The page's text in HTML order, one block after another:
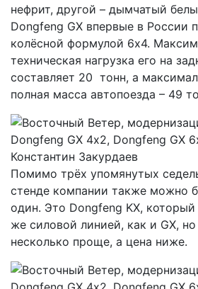
нефрит, другой – дымчатый
Dongfeng GX впервые в России
колёсной формулой 6х4.
техническая нагрузка его на
составляет 20 тонн, а
полная масса автопоезда – 49
Помимо трёх упомянутых
стенде компании также можно
один. Это Dongfeng KX, который
же силовой линией, как и GX,
несколько проще, а цена ниже.